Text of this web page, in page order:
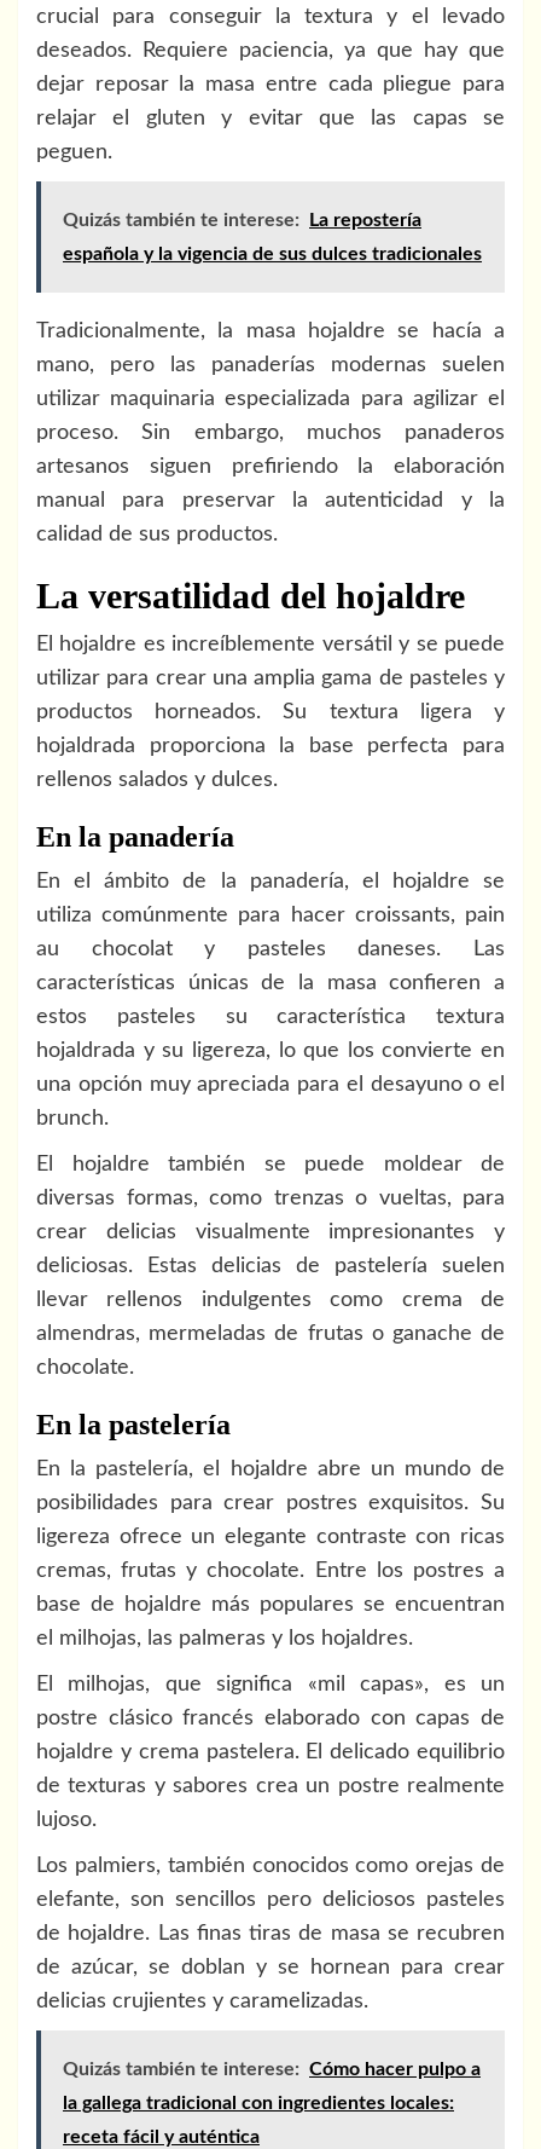
crucial para conseguir la textura y el levado
deseados. Requiere paciencia, ya que hay que
dejar reposar la masa entre cada pliegue para
relajar el gluten y evitar que las capas se
peguen.
Quizás también te interese:
La repostería
española y la vigencia de sus dulces tradicionales
Tradicionalmente, la masa hojaldre se hacía a
mano, pero las panaderías modernas suelen
utilizar maquinaria especializada para agilizar el
proceso. Sin embargo, muchos panaderos
artesanos siguen prefiriendo la elaboración
manual para preservar la autenticidad y la
calidad de sus productos.
La versatilidad del hojaldre
El hojaldre es increíblemente versátil y se puede
utilizar para crear una amplia gama de pasteles y
productos horneados. Su textura ligera y
hojaldrada proporciona la base perfecta para
rellenos salados y dulces.
En la panadería
En el ámbito de la panadería, el hojaldre se
utiliza comúnmente para hacer croissants, pain
au chocolat y pasteles daneses. Las
características únicas de la masa confieren a
estos pasteles su característica textura
hojaldrada y su ligereza, lo que los convierte en
una opción muy apreciada para el desayuno o el
brunch.
El hojaldre también se puede moldear de
diversas formas, como trenzas o vueltas, para
crear delicias visualmente impresionantes y
deliciosas. Estas delicias de pastelería suelen
llevar rellenos indulgentes como crema de
almendras, mermeladas de frutas o ganache de
chocolate.
En la pastelería
En la pastelería, el hojaldre abre un mundo de
posibilidades para crear postres exquisitos. Su
ligereza ofrece un elegante contraste con ricas
cremas, frutas y chocolate. Entre los postres a
base de hojaldre más populares se encuentran
el milhojas, las palmeras y los hojaldres.
El milhojas, que significa «mil capas», es un
postre clásico francés elaborado con capas de
hojaldre y crema pastelera. El delicado equilibrio
de texturas y sabores crea un postre realmente
lujoso.
Los palmiers, también conocidos como orejas de
elefante, son sencillos pero deliciosos pasteles
de hojaldre. Las finas tiras de masa se recubren
de azúcar, se doblan y se hornean para crear
delicias crujientes y caramelizadas.
Quizás también te interese: Cómo hacer pulpo a
la gallega tradicional con ingredientes locales:
receta fácil y auténtica